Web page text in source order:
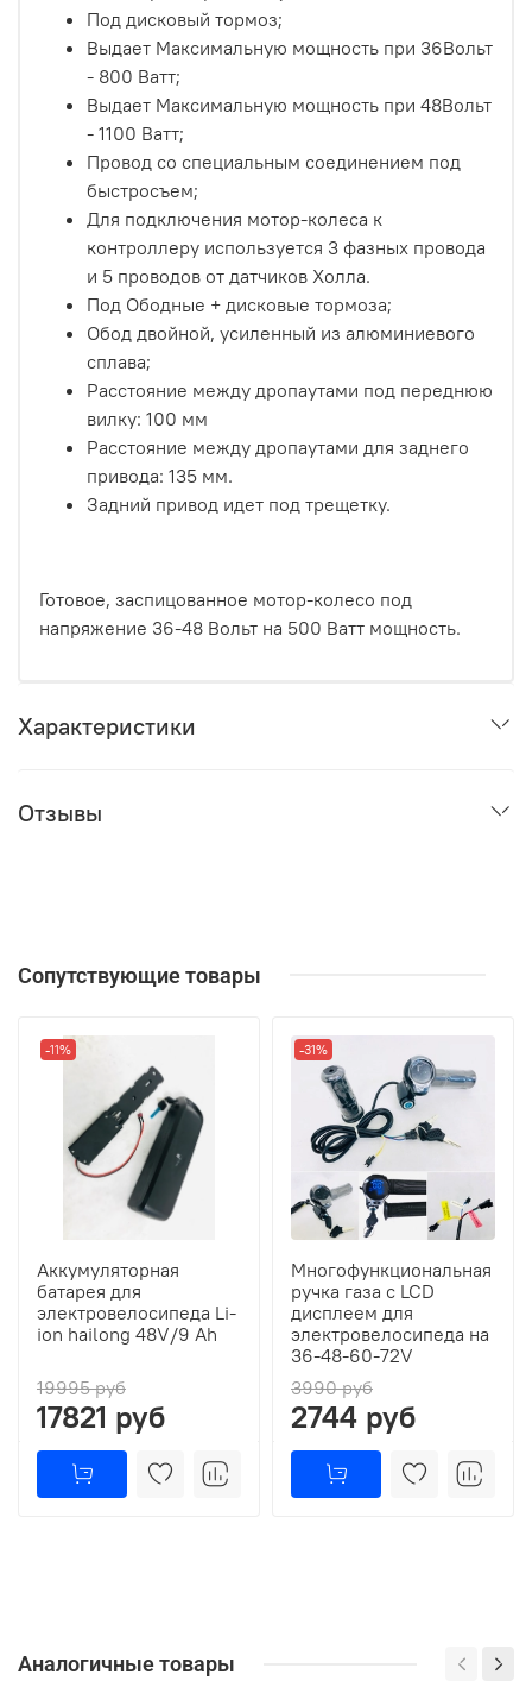
Под дисковый тормоз;
Выдает Максимальную мощность при 36Вольт
- 800 Ватт;
Выдает Максимальную мощность при 48Вольт
- 1100 Ватт;
Провод со специальным соединением под
быстросъем;
Для подключения мотор-колеса к
контроллеру используется 3 фазных провода
и 5 проводов от датчиков Холла.
Под Ободные + дисковые тормоза;
Обод двойной, усиленный из алюминиевого
сплава;
Расстояние между дропаутами под переднюю
вилку: 100 мм
Расстояние между дропаутами для заднего
привода: 135 мм.
Задний привод идет под трещетку.
Готовое, заспицованное мотор-колесо под
напряжение 36-48 Вольт на 500 Ватт мощность.
Характеристики
Отзывы
Сопутствующие товары
-11%
Аккумуляторная
батарея для
электровелосипеда Li-
ion hailong 48V/9 Ah
19995 руб
17821 руб
-31%
Многофункциональная
ручка газа с LCD
дисплеем для
электровелосипеда на
36-48-60-72V
3990 руб
2744 руб
Аналогичные товары